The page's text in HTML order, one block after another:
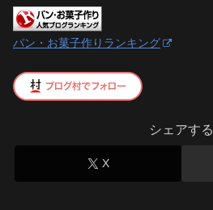
パン・お菓子作りランキング
シェアする
X